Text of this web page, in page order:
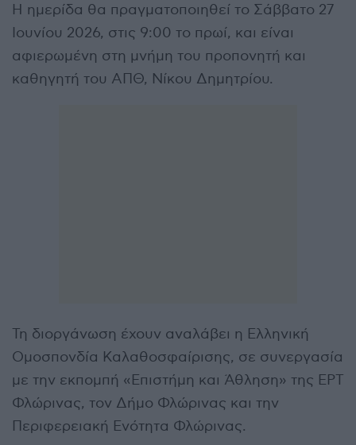
Η ημερίδα θα πραγματοποιηθεί το Σάββατο 27
Ιουνίου 2026, στις 9:00 το πρωί, και είναι
αφιερωμένη στη μνήμη του προπονητή και
καθηγητή του ΑΠΘ, Νίκου Δημητρίου.
Τη διοργάνωση έχουν αναλάβει η Ελληνική
Ομοσπονδία Καλαθοσφαίρισης, σε συνεργασία
με την εκπομπή «Επιστήμη και Άθληση» της ΕΡΤ
Φλώρινας, τον Δήμο Φλώρινας και την
Περιφερειακή Ενότητα Φλώρινας.